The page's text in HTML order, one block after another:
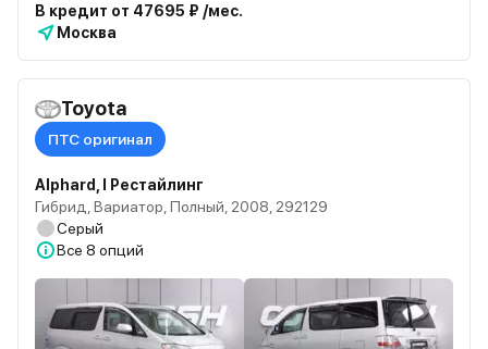
В кредит от 47695 ₽ /мес.
Москва
Toyota
ПТС оригинал
Alphard, I Рестайлинг
Гибрид, Вариатор, Полный, 2008, 292129
Серый
Все 8 опций